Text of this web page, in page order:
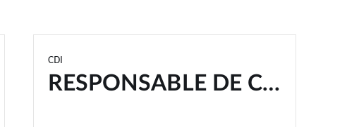
CDI
RESPONSABLE DE CHANTIER H/F